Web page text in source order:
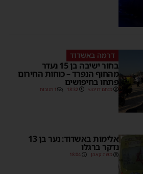
דרמה באשדוד
בחור ישיבה בן 15 נעדר
מהחוף הנפרד – כוחות החירום
פתחו בחיפושים
מנחם דויטש 18:32 1 תגובות
אלימות באשדוד: נער בן 13
נדקר ברגלו
משה קאהן 18:04